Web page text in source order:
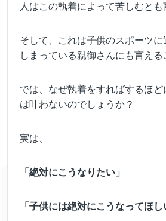
人はこの執着によって苦しむとも
そして、これは子供のスポーツに
しまっている親御さんにも言える
では、なぜ執着をすればするほ
は叶わないのでしょうか？
実は、
「絶対にこうなりたい」
「子供には絶対にこうなってほし